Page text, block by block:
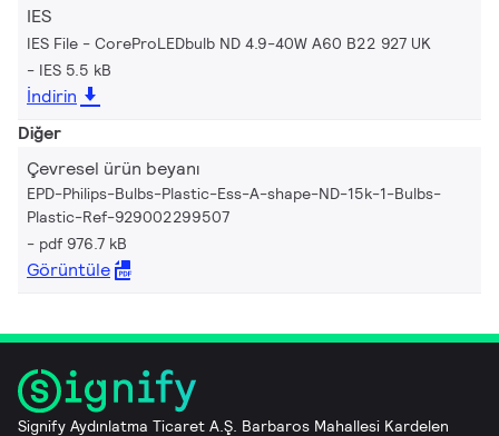
IES
IES File - CoreProLEDbulb ND 4.9-40W A60 B22 927 UK
IES 5.5 kB
İndirin
Diğer
Çevresel ürün beyanı
EPD-Philips-Bulbs-Plastic-Ess-A-shape-ND-15k-1-Bulbs-
Plastic-Ref-929002299507
pdf 976.7 kB
Görüntüle
Signify Aydınlatma Ticaret A.Ş. Barbaros Mahallesi Kardelen